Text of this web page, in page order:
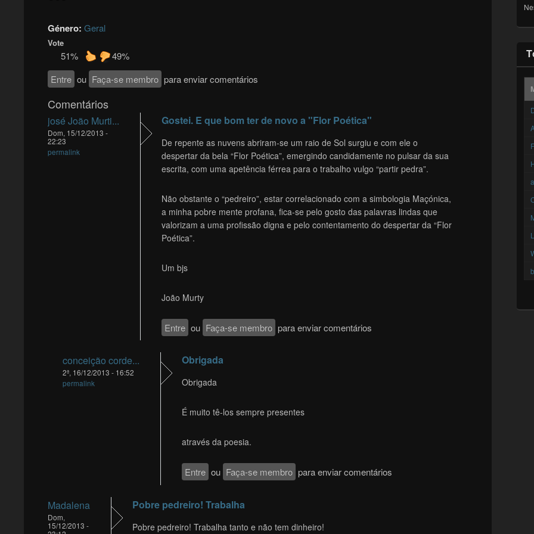
Género: Geral
Vote
51%
49%
Entre ou Faça-se membro para enviar comentários
Comentários
josé João Murti...
Dom, 15/12/2013 -
22:23
permalink
Gostei. E que bom ter de novo a "Flor Poética"
De repente as nuvens abriram-se um raio de Sol surgiu e com ele o
despertar da bela “Flor Poética”, emergindo candidamente no pulsar da sua
escrita, com uma apetência férrea para o trabalho vulgo “partir pedra”.
Não obstante o “pedreiro”, estar correlacionado com a simbologia Maçónica,
a minha pobre mente profana, fica-se pelo gosto das palavras lindas que
valorizam a uma profissão digna e pelo contentamento do despertar da “Flor
Poética”.
Um bjs
João Murty
Entre ou Faça-se membro para enviar comentários
conceição corde...
2ª, 16/12/2013 - 16:52
permalink
Obrigada
Obrigada
É muito tê-los sempre presentes
através da poesia.
Entre ou Faça-se membro para enviar comentários
Madalena
Dom,
15/12/2013 -
Pobre pedreiro! Trabalha
Pobre pedreiro! Trabalha tanto e não tem dinheiro!